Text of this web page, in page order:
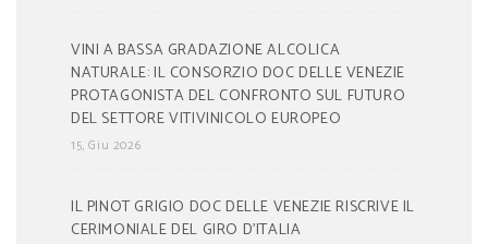
VINI A BASSA GRADAZIONE ALCOLICA
NATURALE: IL CONSORZIO DOC DELLE VENEZIE
PROTAGONISTA DEL CONFRONTO SUL FUTURO
DEL SETTORE VITIVINICOLO EUROPEO
15, Giu 2026
IL PINOT GRIGIO DOC DELLE VENEZIE RISCRIVE IL
CERIMONIALE DEL GIRO D’ITALIA